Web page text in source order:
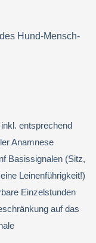
Hund-Mensch-
inkl. entsprechend
Anamnese
Basissignalen (Sitz,
Leinenführigkeit!)
Einzelstunden
auf das